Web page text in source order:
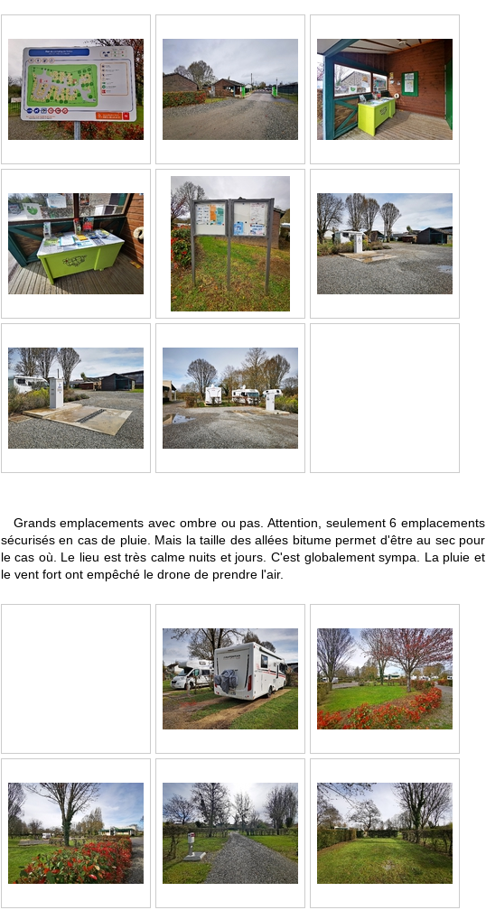
Grands emplacements avec ombre ou pas. Attention, seulement 6 emplacements
sécurisés en cas de pluie. Mais la taille des allées bitume permet d'être au sec pour
le cas où. Le lieu est très calme nuits et jours. C'est globalement sympa. La pluie et
le vent fort ont empêché le drone de prendre l'air.